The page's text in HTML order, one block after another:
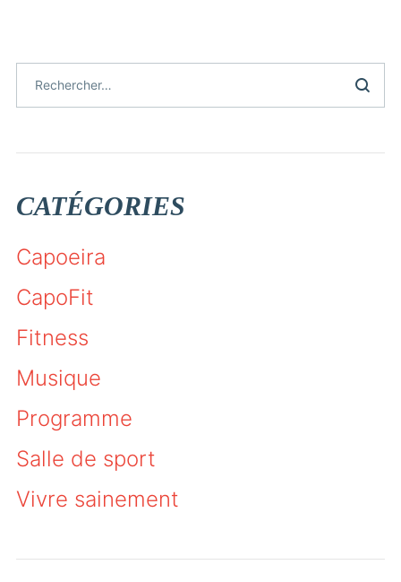
CATÉGORIES
Capoeira
CapoFit
Fitness
Musique
Programme
Salle de sport
Vivre sainement